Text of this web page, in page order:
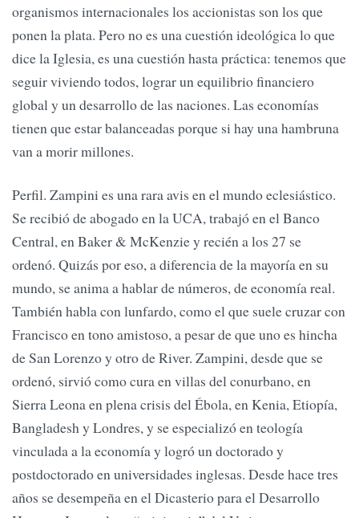
organismos internacionales los accionistas son los que
ponen la plata. Pero no es una cuestión ideológica lo que
dice la Iglesia, es una cuestión hasta práctica: tenemos que
seguir viviendo todos, lograr un equilibrio financiero
global y un desarrollo de las naciones. Las economías
tienen que estar balanceadas porque si hay una hambruna
van a morir millones.
Perfil. Zampini es una rara avis en el mundo eclesiástico.
Se recibió de abogado en la UCA, trabajó en el Banco
Central, en Baker & McKenzie y recién a los 27 se
ordenó. Quizás por eso, a diferencia de la mayoría en su
mundo, se anima a hablar de números, de economía real.
También habla con lunfardo, como el que suele cruzar con
Francisco en tono amistoso, a pesar de que uno es hincha
de San Lorenzo y otro de River. Zampini, desde que se
ordenó, sirvió como cura en villas del conurbano, en
Sierra Leona en plena crisis del Ébola, en Kenia, Etiopía,
Bangladesh y Londres, y se especializó en teología
vinculada a la economía y logró un doctorado y
postdoctorado en universidades inglesas. Desde hace tres
años se desempeña en el Dicasterio para el Desarrollo